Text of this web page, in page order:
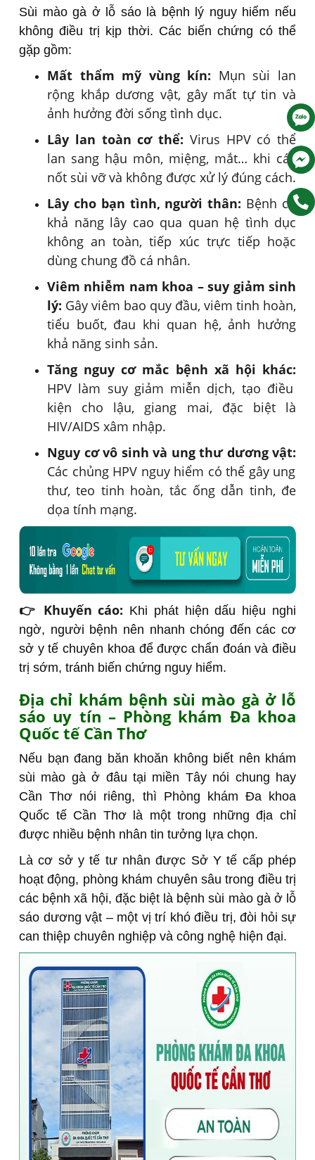
Sùi mào gà ở lỗ sáo là bệnh lý nguy hiểm nếu
không điều trị kịp thời. Các biến chứng có thể
gặp gồm:
Mất thẩm mỹ vùng kín: Mụn sùi lan
rộng khắp dương vật, gây mất tự tin và
ảnh hưởng đời sống tình dục.
Lây lan toàn cơ thể: Virus HPV có thể
lan sang hậu môn, miệng, mắt… khi các
nốt sùi vỡ và không được xử lý đúng cách.
Lây cho bạn tình, người thân: Bệnh có
khả năng lây cao qua quan hệ tình dục
không an toàn, tiếp xúc trực tiếp hoặc
dùng chung đồ cá nhân.
Viêm nhiễm nam khoa – suy giảm sinh
lý: Gây viêm bao quy đầu, viêm tinh hoàn,
tiểu buốt, đau khi quan hệ, ảnh hưởng
khả năng sinh sản.
Tăng nguy cơ mắc bệnh xã hội khác:
HPV làm suy giảm miễn dịch, tạo điều
kiện cho lậu, giang mai, đặc biệt là
HIV/AIDS xâm nhập.
Nguy cơ vô sinh và ung thư dương vật:
Các chủng HPV nguy hiểm có thể gây ung
thư, teo tinh hoàn, tắc ống dẫn tinh, đe
dọa tính mạng.
👉 Khuyến cáo: Khi phát hiện dấu hiệu nghi
ngờ, người bệnh nên nhanh chóng đến các cơ
sở y tế chuyên khoa để được chẩn đoán và điều
trị sớm, tránh biến chứng nguy hiểm.
Địa chỉ khám bệnh sùi mào gà ở lỗ
sáo uy tín – Phòng khám Đa khoa
Quốc tế Cần Thơ
Nếu bạn đang băn khoăn không biết nên khám
sùi mào gà ở đâu tại miền Tây nói chung hay
Cần Thơ nói riêng, thì Phòng khám Đa khoa
Quốc tế Cần Thơ là một trong những địa chỉ
được nhiều bệnh nhân tin tưởng lựa chọn.
Là cơ sở y tế tư nhân được Sở Y tế cấp phép
hoạt động, phòng khám chuyên sâu trong điều trị
các bệnh xã hội, đặc biệt là bệnh sùi mào gà ở lỗ
sáo dương vật – một vị trí khó điều trị, đòi hỏi sự
can thiệp chuyên nghiệp và công nghệ hiện đại.